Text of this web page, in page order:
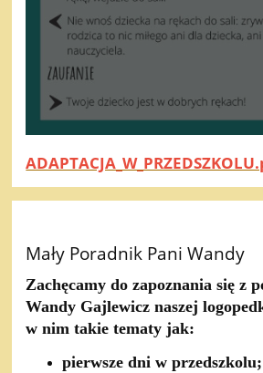
Mały Poradnik Pani Wandy
Zachęcamy do zapoznania się z
Wandy Gajlewicz naszej
w nim takie tematy jak:
pierwsze dni w przedszkolu;